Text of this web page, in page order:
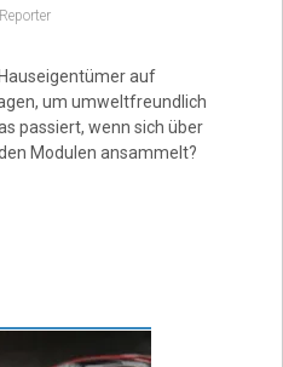
Reporter
auf
um umweltfreundlich
passiert, wenn sich über
Modulen ansammelt?